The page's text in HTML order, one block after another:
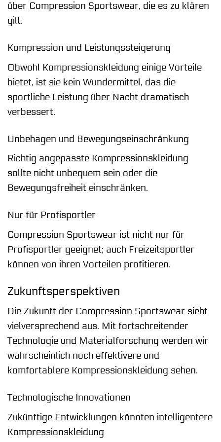
über Compression Sportswear, die es zu klären
gilt.
Kompression und Leistungssteigerung
Obwohl Kompressionskleidung einige Vorteile
bietet, ist sie kein Wundermittel, das die
sportliche Leistung über Nacht dramatisch
verbessert.
Unbehagen und Bewegungseinschränkung
Richtig angepasste Kompressionskleidung
sollte nicht unbequem sein oder die
Bewegungsfreiheit einschränken.
Nur für Profisportler
Compression Sportswear ist nicht nur für
Profisportler geeignet; auch Freizeitsportler
können von ihren Vorteilen profitieren.
Zukunftsperspektiven
Die Zukunft der Compression Sportswear sieht
vielversprechend aus. Mit fortschreitender
Technologie und Materialforschung werden wir
wahrscheinlich noch effektivere und
komfortablere Kompressionskleidung sehen.
Technologische Innovationen
Zukünftige Entwicklungen könnten intelligentere
Kompressionskleidung